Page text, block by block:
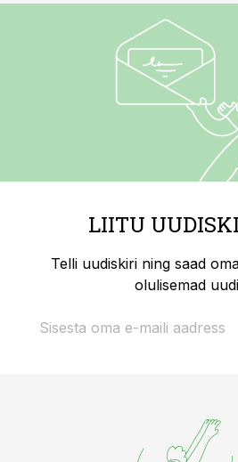
LIITU
Telli uudiskiri ning saad
olulisemad